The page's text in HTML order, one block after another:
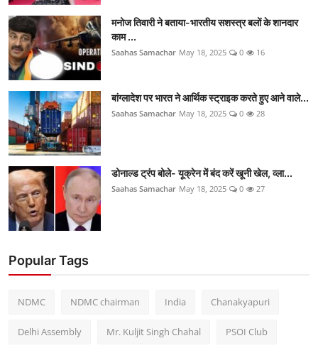
मनोज तिवारी ने बताया-भारतीय सशस्त्र बलों के शानदार
काम ...
Saahas Samachar May 18, 2025 0 16
बांग्लादेश पर भारत ने आर्थिक स्ट्राइक करते हुए आने वाले...
Saahas Samachar May 18, 2025 0 28
डोनाल्ड ट्रंप बोले- यूक्रेन में बंद करें खूनी खेल, व्ला...
Saahas Samachar May 18, 2025 0 27
Popular Tags
NDMC NDMC chairman India Chanakyapuri
Delhi Assembly Mr. Kuljit Singh Chahal PSOI Club